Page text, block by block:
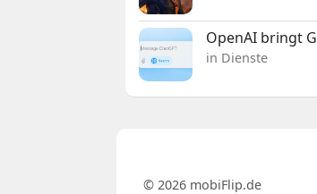
OpenAI bringt
in Dienste
© 2026 mobiFlip.de